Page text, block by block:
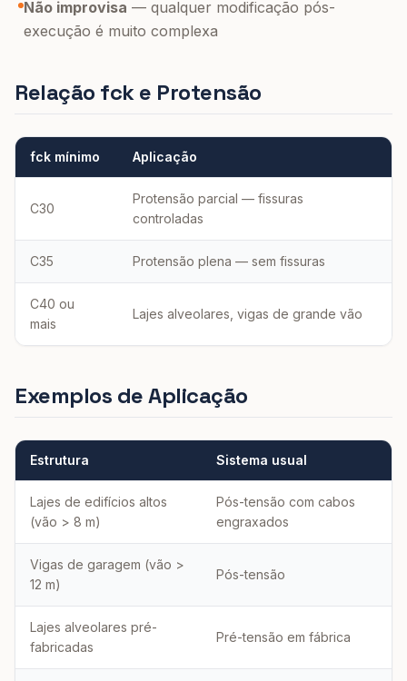
Não improvisa — qualquer modificação pós-
execução é muito complexa
Relação fck e Protensão
fck mínimo Aplicação
C30
Protensão parcial — fissuras
controladas
C35 Protensão plena — sem fissuras
C40 ou
mais
Lajes alveolares, vigas de grande vão
Exemplos de Aplicação
Estrutura Sistema usual
Lajes de edifícios altos
(vão > 8 m)
Pós-tensão com cabos
engraxados
Vigas de garagem (vão >
12 m)
Pós-tensão
Lajes alveolares pré-
fabricadas
Pré-tensão em fábrica